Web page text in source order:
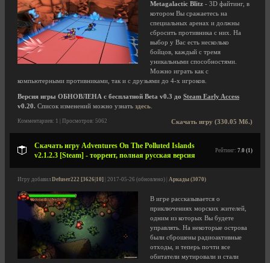
Metagalactic Blitz - 3D файтинг, в
котором Вы сражаетесь на
специальных аренах и должны
сбросить противника с них. На
выбор у Вас есть несколько
бойцов, каждый с тремя
уникальными способностями.
Можно играть как с
компьютерными противниками, так и с друзьями до 4-х игроков.
Версия игры ОБНОВЛЕНА с бесплатной Beta v0.3 до Steam Early Access
v0.20. Список изменений можно узнать здесь
Скачать игру (330.05 Мб.)
Комментариев: 1 | Просмотров: 5062
Скачать игру Adventures On The Polluted Islands
v2.1.2.3 [Steam] - торрент, полная русская версия
Рейтинг: 7.0 (1)
Игру добавил Defuser222 [3626|10] | 2017-05-26 (обновлено) | Аркады (3070)
В игре рассказывается о
приключениях морских жителей,
одним из которых Вы будете
управлять. На некоторые острова
были сброшены радиоактивные
отходы, и теперь почти все
обитатели мутировали и стали